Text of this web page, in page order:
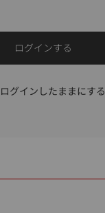
ログインしたままにする